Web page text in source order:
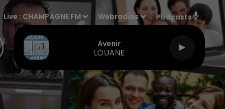
Live : CHAMPAGNE FM Webradios Podcasts
Avenir
LOUANE